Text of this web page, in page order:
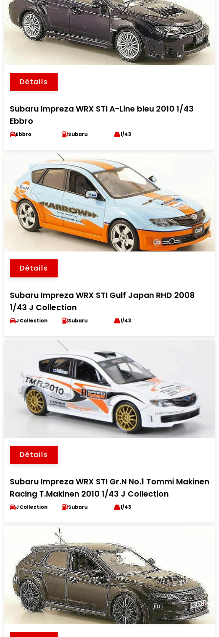
Détails
Subaru Impreza WRX STI A-Line bleu 2010 1/43
Ebbro
Ebbro Subaru 1/43
Détails
Subaru Impreza WRX STI Gulf Japan RHD 2008
1/43 J Collection
J Collection Subaru 1/43
Détails
Subaru Impreza WRX STI Gr.N No.1 Tommi Makinen
Racing T.Makinen 2010 1/43 J Collection
J Collection Subaru 1/43